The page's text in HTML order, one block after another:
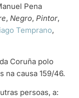
Pena
, Negro, Pintor,
Temprano,
Coruña polo
na causa 159/46.
persoas, a: